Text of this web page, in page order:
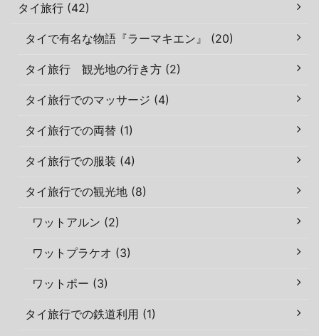
タイ旅行 (42)
タイで有名な物語『ラーマキエン』 (20)
タイ旅行 観光地の行き方 (2)
タイ旅行でのマッサージ (4)
タイ旅行での両替 (1)
タイ旅行での服装 (4)
タイ旅行での観光地 (8)
ワットアルン (2)
ワットプラケオ (3)
ワットポー (3)
タイ旅行での鉄道利用 (1)